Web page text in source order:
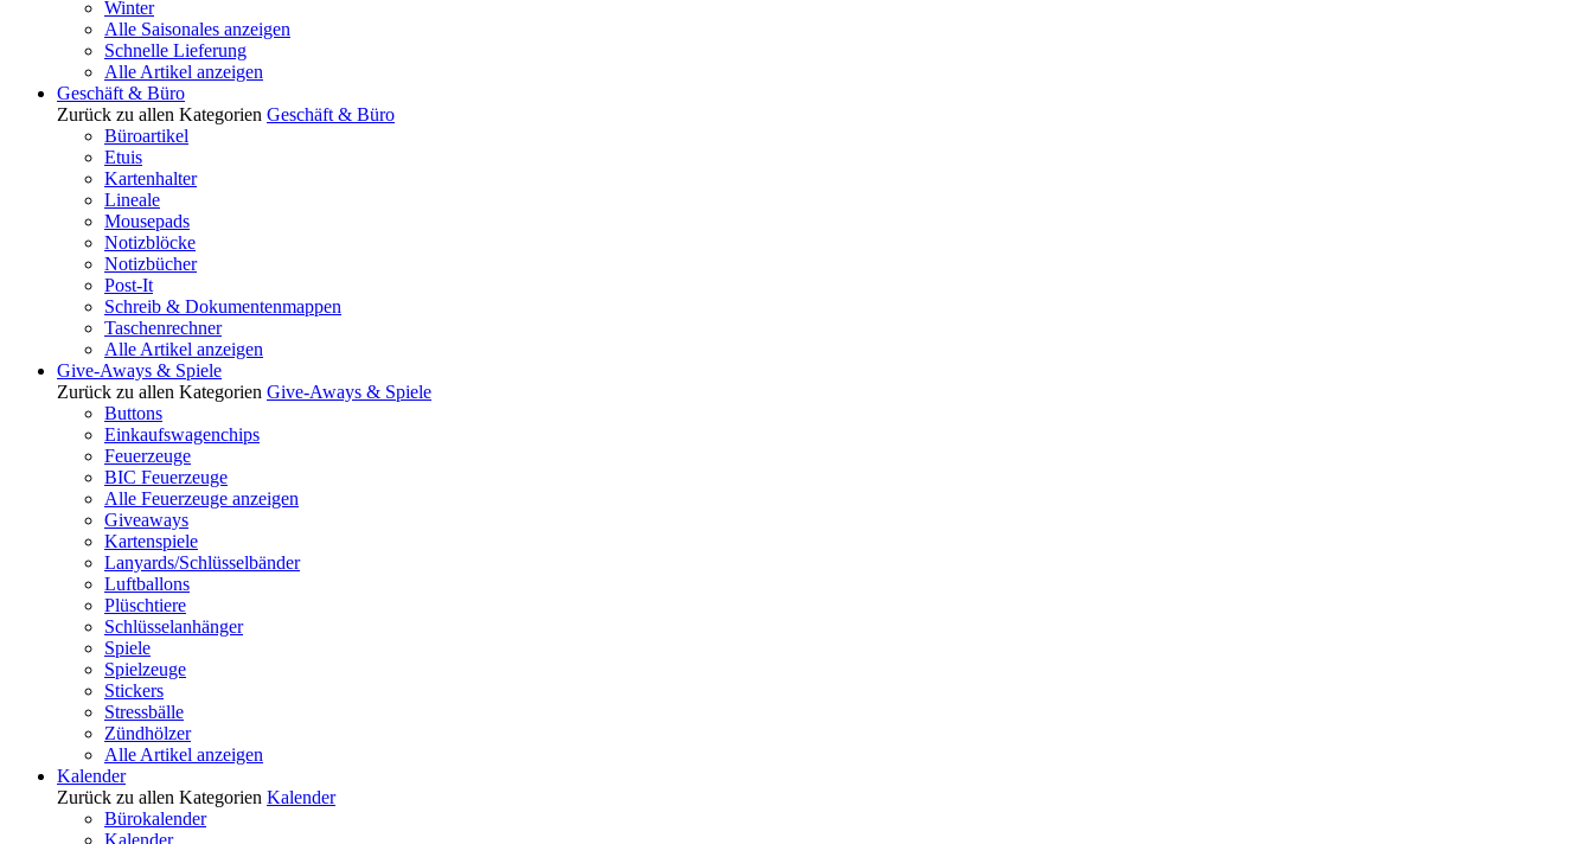
Winter
Alle Saisonales anzeigen
Schnelle Lieferung
Alle Artikel anzeigen
Geschäft & Büro
Zurück zu allen Kategorien Geschäft & Büro
Büroartikel
Etuis
Kartenhalter
Lineale
Mousepads
Notizblöcke
Notizbücher
Post-It
Schreib & Dokumentenmappen
Taschenrechner
Alle Artikel anzeigen
Give-Aways & Spiele
Zurück zu allen Kategorien Give-Aways & Spiele
Buttons
Einkaufswagenchips
Feuerzeuge
BIC Feuerzeuge
Alle Feuerzeuge anzeigen
Giveaways
Kartenspiele
Lanyards/Schlüsselbänder
Luftballons
Plüschtiere
Schlüsselanhänger
Spiele
Spielzeuge
Stickers
Stressbälle
Zündhölzer
Alle Artikel anzeigen
Kalender
Zurück zu allen Kategorien Kalender
Bürokalender
Kalender